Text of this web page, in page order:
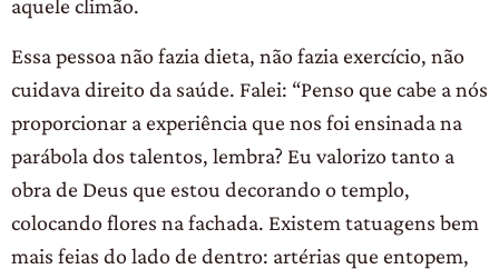
aquele climão.
Essa pessoa não fazia dieta, não fazia exercício, não
cuidava direito da saúde. Falei: “Penso que cabe a nós
proporcionar a experiência que nos foi ensinada na
parábola dos talentos, lembra? Eu valorizo tanto a
obra de Deus que estou decorando o templo,
colocando flores na fachada. Existem tatuagens bem
mais feias do lado de dentro: artérias que entopem,